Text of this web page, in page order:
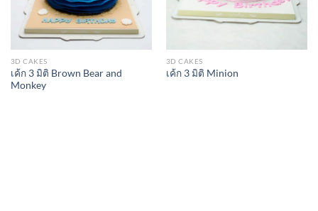
3D CAKES
เค้ก 3 มิติ Brown Bear and
Monkey
3D CAKES
เค้ก 3 มิติ Minion